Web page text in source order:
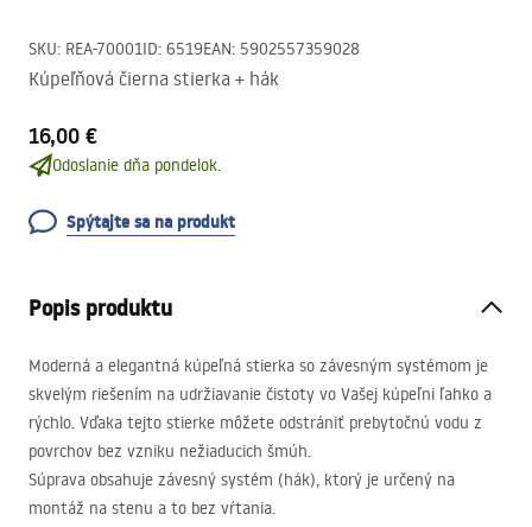
SKU: REA-70001ID: 6519EAN: 5902557359028
Kúpeľňová čierna stierka + hák
16,00 €
Odoslanie dňa pondelok.
Spýtajte sa na produkt
Popis produktu
Moderná a elegantná kúpeľná stierka so závesným systémom je
skvelým riešením na udržiavanie čistoty vo Vašej kúpeľni ľahko a
rýchlo. Vďaka tejto stierke môžete odstrániť prebytočnú vodu z
povrchov bez vzniku nežiaducich šmúh.
Súprava obsahuje závesný systém (hák), ktorý je určený na
montáž na stenu a to bez vŕtania.